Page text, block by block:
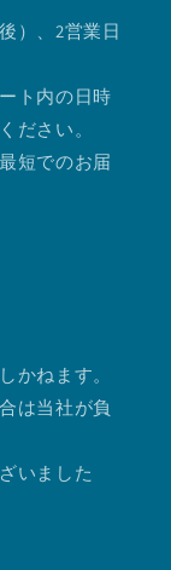
）、2営業日
ト内の日時
ださい。
短でのお届
かねます。
は当社が負
いました